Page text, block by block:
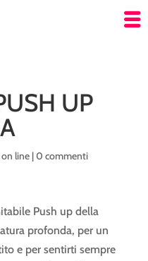
UP
line|0 commenti
Push up della
profonda, per un
e per sentirti sempre